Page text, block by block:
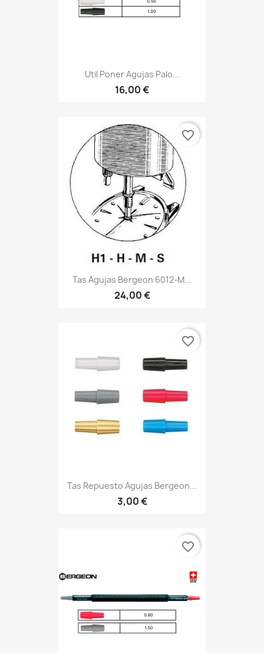
Util Poner Agujas Palo...
16,00 €
Tas Agujas Bergeon 6012-M...
24,00 €
favorite_border
Tas Repuesto Agujas Bergeon...
3,00 €
favorite_border
favorite_border